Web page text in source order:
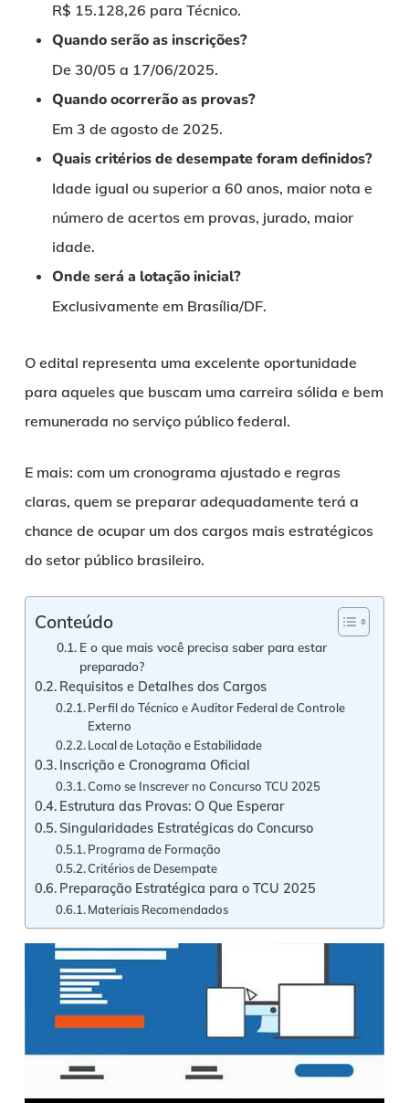
R$ 15.128,26 para Técnico.
Quando serão as inscrições?
De 30/05 a 17/06/2025.
Quando ocorrerão as provas?
Em 3 de agosto de 2025.
Quais critérios de desempate foram definidos?
Idade igual ou superior a 60 anos, maior nota e
número de acertos em provas, jurado, maior
idade.
Onde será a lotação inicial?
Exclusivamente em Brasília/DF.
O edital representa uma excelente oportunidade
para aqueles que buscam uma carreira sólida e bem
remunerada no serviço público federal.
E mais: com um cronograma ajustado e regras
claras, quem se preparar adequadamente terá a
chance de ocupar um dos cargos mais estratégicos
do setor público brasileiro.
Conteúdo
E o que mais você precisa saber para estar
preparado?
Requisitos e Detalhes dos Cargos
Perfil do Técnico e Auditor Federal de Controle
Externo
Local de Lotação e Estabilidade
Inscrição e Cronograma Oficial
Como se Inscrever no Concurso TCU 2025
Estrutura das Provas: O Que Esperar
Singularidades Estratégicas do Concurso
Programa de Formação
Critérios de Desempate
Preparação Estratégica para o TCU 2025
Materiais Recomendados